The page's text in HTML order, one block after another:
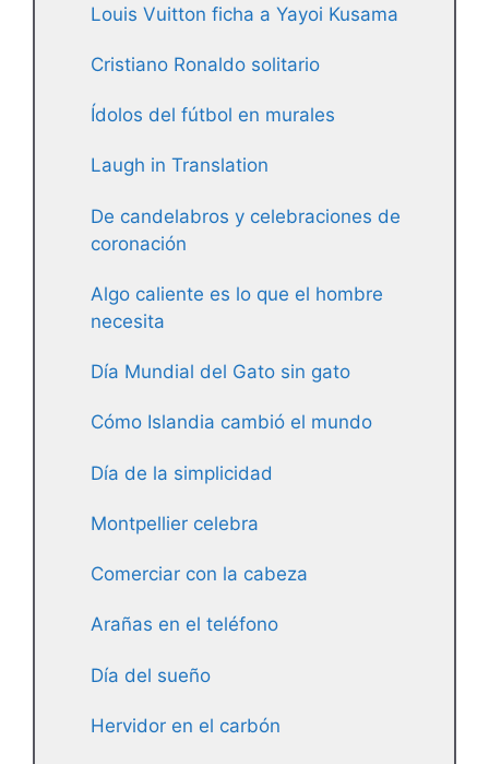
Louis Vuitton ficha a Yayoi Kusama
Cristiano Ronaldo solitario
Ídolos del fútbol en murales
Laugh in Translation
De candelabros y celebraciones de
coronación
Algo caliente es lo que el hombre
necesita
Día Mundial del Gato sin gato
Cómo Islandia cambió el mundo
Día de la simplicidad
Montpellier celebra
Comerciar con la cabeza
Arañas en el teléfono
Día del sueño
Hervidor en el carbón